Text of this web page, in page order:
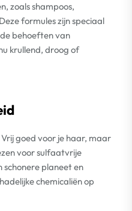
zoals shampoos,
formules zijn speciaal
behoeften van
krullend, droog of
goed voor je haar, maar
voor sulfaatvrije
planeet en
chemicaliën op